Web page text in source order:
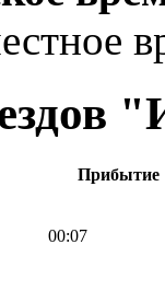
Прибытие
00:07